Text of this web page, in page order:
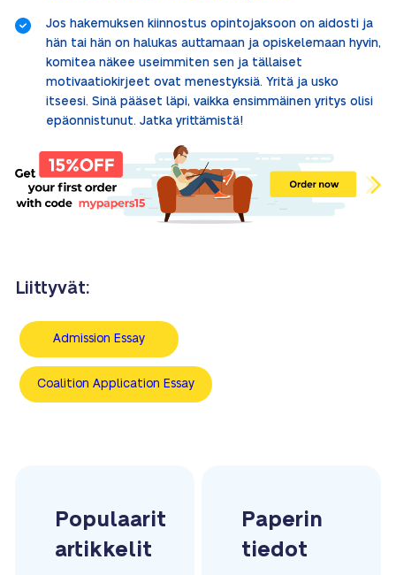
Jos hakemuksen kiinnostus opintojaksoon on aidosti ja
hän tai hän on halukas auttamaan ja opiskelemaan hyvin,
komitea näkee useimmiten sen ja tällaiset
motivaatiokirjeet ovat menestyksiä. Yritä ja usko
itseesi. Sinä pääset läpi, vaikka ensimmäinen yritys olisi
epäonnistunut. Jatka yrittämistä!
Liittyvät:
Admission Essay
Coalition Application Essay
Populaarit
artikkelit
Paperin
tiedot